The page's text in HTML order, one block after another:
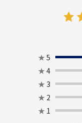
★ 5
★ 4
★ 3
★ 2
★ 1